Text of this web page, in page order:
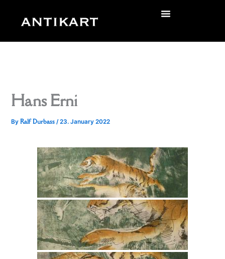
Hans Erni
ByRalf Durbass/23. January 2022